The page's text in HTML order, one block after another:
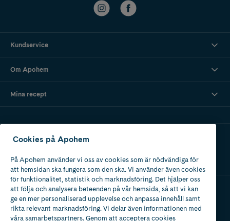
Kundservice
Om Apohem
Mina recept
Ladda ner vår app
Apotek med tillstånd
av Läkemedelsverket
Cookies på Apohem
På Apohem använder vi oss av cookies som är nödvändiga för
att hemsidan ska fungera som den ska. Vi använder även cookies
för funktionalitet, statistik och marknadsföring. Det hjälper oss
att följa och analysera beteenden på vår hemsida, så att vi kan
ge en mer personaliserad upplevelse och anpassa innehåll samt
rikta relevant marknadsföring. Vi delar även informationen med
våra samarbetspartners. Genom att acceptera cookies